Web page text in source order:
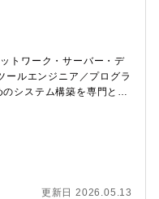
トワーク・サーバー・デ
ールエンジニア／プログラ
システム構築を専門とし
シュボード、分析基盤の
築作業・データマート設
ング・ダッシュボードを
Tableau など
更新日 2026.05.13